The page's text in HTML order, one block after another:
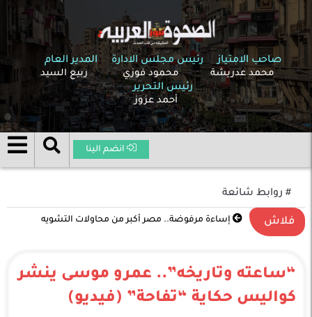
صاحب الامتياز
محمد عدريشة
رئيس مجلس الادارة
محمود فوزي
المدير العام
ربيع السيد
رئيس التحرير
أحمد عزوز
انضم الينا
# روابط شائعة
فلاش إساءة مرفوضة.. مصر أكبر من محاولات التشويه
“ساعته وتاريخه”.. عمرو موسى ينشر
كواليس حكاية “تفاحة” (فيديو)